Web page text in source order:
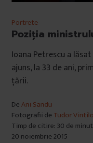
Portrete
Poziția
Ioana Petrescu a
ajuns, la 33 de ani,
țării.
DeAni Sandu
Fotografii de Tudor
Timp de citire: 30 de
20 noiembrie 2015